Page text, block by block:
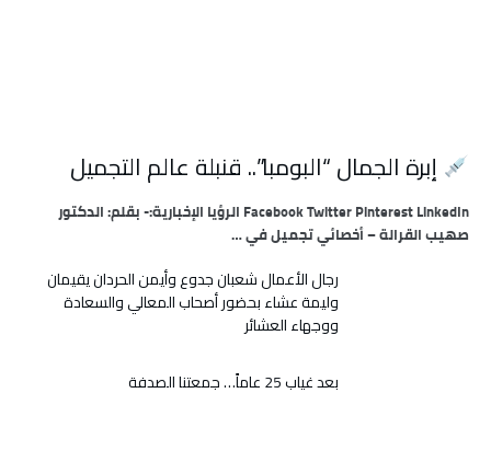
إبرة الجمال “البومبا”.. قنبلة عالم التجميل
Facebook Twitter Pinterest LinkedIn الرؤيا الإخبارية:- بقلم: الدكتور
صهيب القرالة – أخصائي تجميل في …
رجال الأعمال شعبان جدوع وأيمن الحردان يقيمان
وليمة عشاء بحضور أصحاب المعالي والسعادة
ووجهاء العشائر
بعد غياب 25 عاماً… جمعتنا الصدفة